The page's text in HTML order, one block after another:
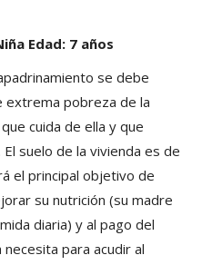
Edad: 7 años
se debe
extrema pobreza de la
cuida de ella y que
suelo de la vivienda es de
el principal objetivo de
su nutrición (su madre
diaria) y al pago del
para acudir al